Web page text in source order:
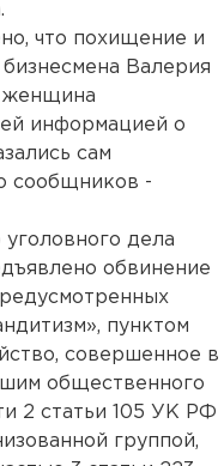
что похищение и
Валерия
женщина
информацией о
сам
сообщников -
дела
обвинение
пунктом
совершенное в
общественного
2 статьи 105 УК РФ
группой,